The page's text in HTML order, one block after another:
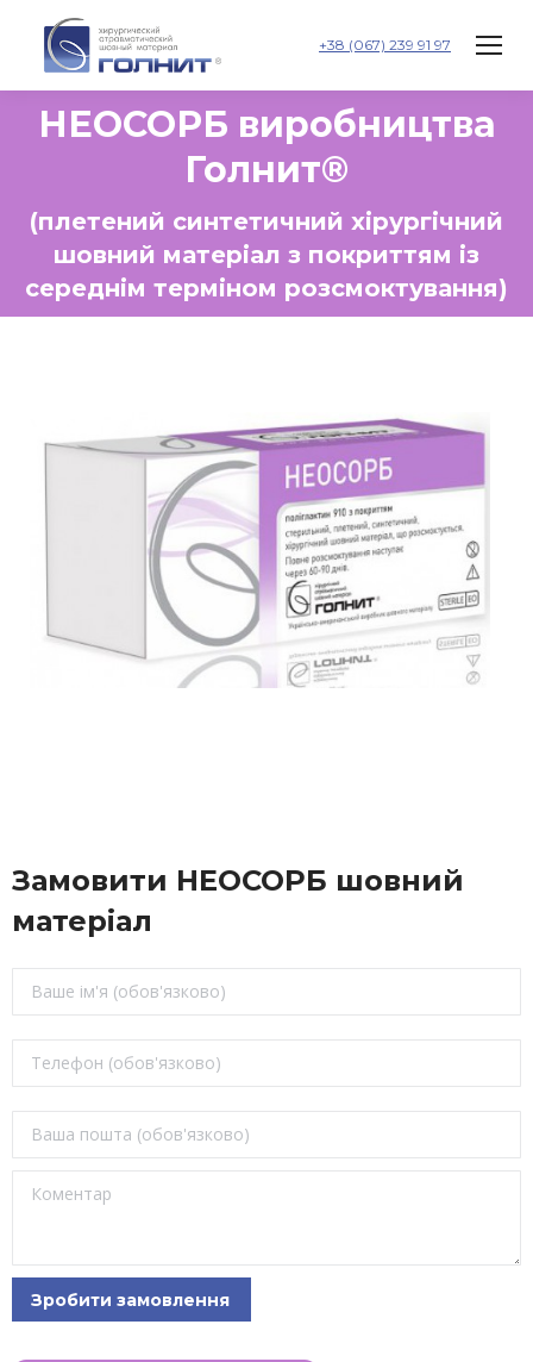
+38 (067) 239 91 97
НЕОСОРБ виробництва
Голнит®
(плетений синтетичний хірургічний
шовний матеріал з покриттям із
середнім терміном розсмоктування)
Замовити НЕОСОРБ шовний
матеріал